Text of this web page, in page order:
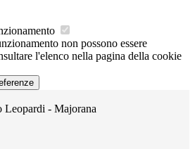
non possono essere
l'elenco nella pagina della cookie
Leopardi - Majorana